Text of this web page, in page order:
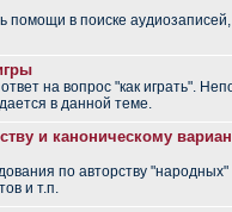
помощи в поиске аудиозаписей,
на вопрос "как играть".
в данной теме.
и каноническому
по авторству "народных"
и т.п.